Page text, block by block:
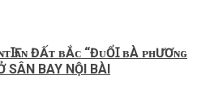
ĐẤᴛ ʙẮᴄ “ĐᴜỔꞮ ʙÀ ᴘʜƯƠɴɢ
SÂN BAY NỘI BÀI